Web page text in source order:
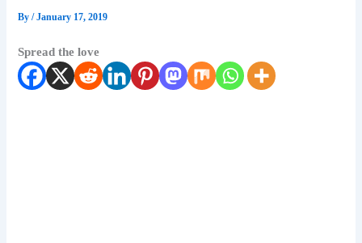
By/January 17, 2019
Spread the love